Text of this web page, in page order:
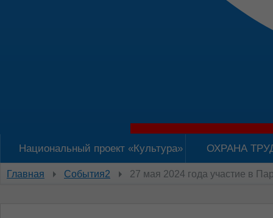
Национальный проект «Культура» ОХРАНА
Главная События2 27 мая 2024 года участие в